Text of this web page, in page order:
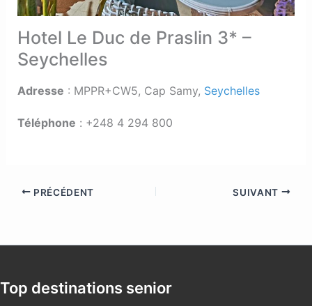
Hotel Le Duc de Praslin 3* –
Seychelles
Adresse : MPPR+CW5, Cap Samy, Seychelles
Téléphone : +248 4 294 800
PRÉCÉDENT SUIVANT
Top destinations senior